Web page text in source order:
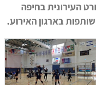
העירונית בחיפה
בארגון האירוע.